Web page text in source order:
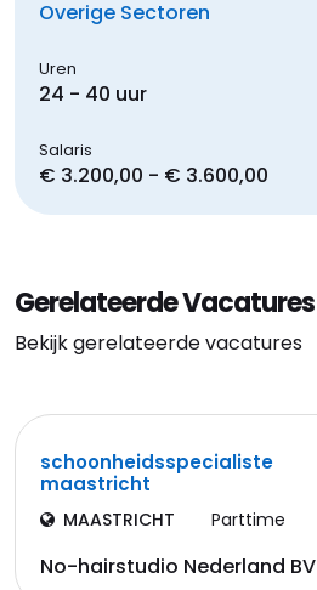
Overige Sectoren
Uren
24 - 40 uur
Salaris
€ 3.200,00 - € 3.600,00
Gerelateerde Vacatures
Bekijk gerelateerde vacatures
schoonheidsspecialiste
maastricht
MAASTRICHT Parttime
No-hairstudio Nederland BV